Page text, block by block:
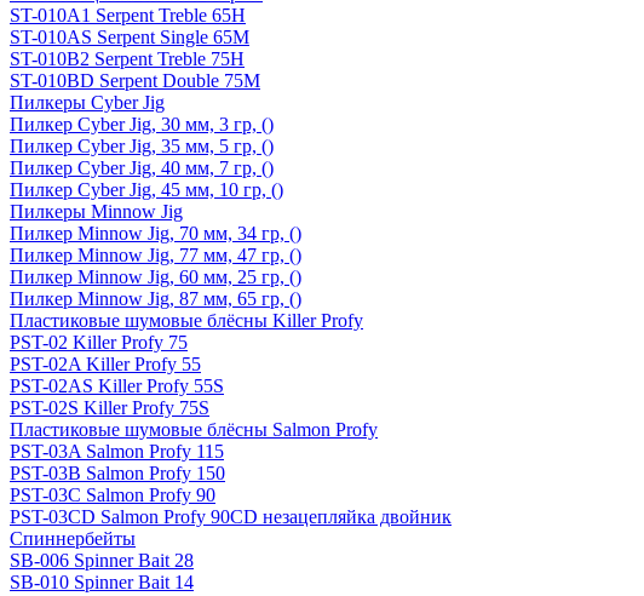
ST-010A1 Serpent Treble 65H
ST-010AS Serpent Single 65M
ST-010B2 Serpent Treble 75H
ST-010BD Serpent Double 75M
Пилкеры Cyber Jig
Пилкер Cyber Jig, 30 мм, 3 гр, ()
Пилкер Cyber Jig, 35 мм, 5 гр, ()
Пилкер Cyber Jig, 40 мм, 7 гр, ()
Пилкер Cyber Jig, 45 мм, 10 гр, ()
Пилкеры Minnow Jig
Пилкер Minnow Jig, 70 мм, 34 гр, ()
Пилкер Minnow Jig, 77 мм, 47 гр, ()
Пилкер Minnow Jig, 60 мм, 25 гр, ()
Пилкер Minnow Jig, 87 мм, 65 гр, ()
Пластиковые шумовые блёсны Killer Profy
PST-02 Killer Profy 75
PST-02A Killer Profy 55
PST-02AS Killer Profy 55S
PST-02S Killer Profy 75S
Пластиковые шумовые блёсны Salmon Profy
PST-03A Salmon Profy 115
PST-03B Salmon Profy 150
PST-03C Salmon Profy 90
PST-03CD Salmon Profy 90CD незацепляйка двойник
Спиннербейты
SB-006 Spinner Bait 28
SB-010 Spinner Bait 14